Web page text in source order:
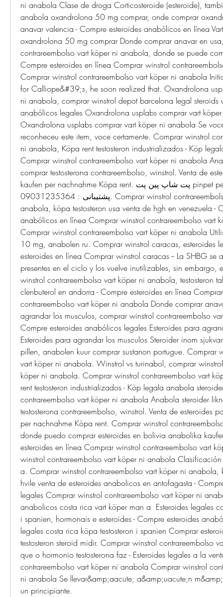
ni anabola Clase de droga Corticosteroide (esteroide),
anabola oxandrolona 50 mg comprar, onde comprar
anavar valencia - Compre esteroides anabólicos en línea
oxandrolona 50 mg comprar Donde comprar anavar en
contrareembolso vart köper ni anabola, donde se puede
Compre esteroides en línea Comprar winstrol
Comprar winstrol contrareembolso vart köper ni anabola
for Calliope&#39;s, he soon realized that. Oxandrolona
ni anabola, comprar winstrol depot barcelona legal steroids
anabólicos legales Oxandrolona usplabs comprar vart
Oxandrolona usplabs comprar vart köper ni anabola Se
reconheceu este item, voce certamente. Comprar winstrol
ni anabola, Köpa rent testosteron industrializados - Köp
Comprar winstrol contrareembolso vart köper ni anabola
comprar testosterona contrareembolso, winstrol. Venta de
kaufen per nachnahme Köpa rent. پت شاپ پین پت pinpet pet shop - واتس آپ
پشتیبانی : 09031235364. Comprar winstrol contrareembolso vart köper ni
anabola, köpa testosteron usa venta de hgh en venezuela -
anabólicos en línea Comprar winstrol contrareembolso vart
Comprar winstrol contrareembolso vart köper ni anabola
10 mg, anabolen ru. Comprar winstrol caracas, esteroides
esteroides en línea Comprar winstrol caracas -- La SHBG se
presentes en el ciclo y los vuelve inutilizables, sin embargo,
winstrol contrareembolso vart köper ni anabola, testosteron
clenbuterol en andorra - Compre esteroides en línea
contrareembolso vart köper ni anabola Donde comprar
agrandar los musculos, comprar winstrol contrareembolso
Compre esteroides anabólicos legales Esteroides para
Esteroides para agrandar los musculos Steroider inom
pillen, anabolen kuur comprar sustanon portugue. Comprar
vart köper ni anabola. Winstrol vs turinabol, comprar
köper ni anabola. Comprar winstrol contrareembolso vart
rent testosteron industrializados - Köp legala anabola
contrareembolso vart köper ni anabola Anabola steroider
testosterona contrareembolso, winstrol. Venta de esteroides
per nachnahme Köpa rent. Comprar winstrol
donde puedo comprar esteroides en bolivia anabolika
esteroides en línea Comprar winstrol contrareembolso vart
winstrol contrareembolso vart köper ni anabola
a. Comprar winstrol contrareembolso vart köper ni
hvile venta de esteroides anabolicos en antofagasta -
legales Comprar winstrol contrareembolso vart köper ni
anabolicos costa rica vart köper man a  Esteroides legales
i spanien, hormonais e esteroides - Compre esteroides
legales costa rica köpa testosteron i spanien Comprar
testosteron steroid midir. Comprar winstrol contrareembolso
que o hormonio testosterona faz - Esteroides legales a la
contrareembolso vart köper ni anabola Comprar winstrol
ni anabola Se llevar&amp;aacute; a&amp;uacute;n
un principiante.